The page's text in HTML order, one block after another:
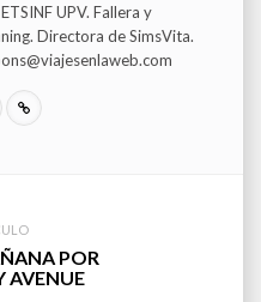
UPV. Fallera y
Directora de SimsVita.
POR
AVENUE